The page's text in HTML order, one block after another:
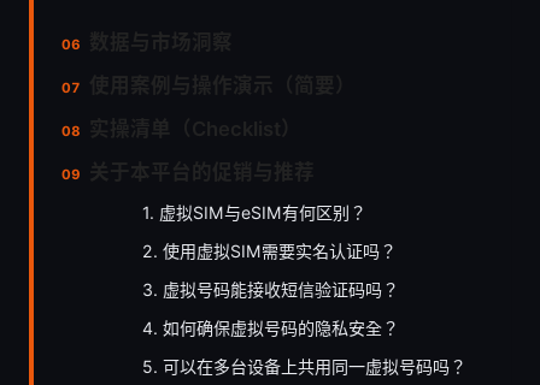
1. 虚拟SIM与eSIM有何区别？
2. 使用虚拟SIM需要实名认证吗？
3. 虚拟号码能接收短信验证码吗？
4. 如何确保虚拟号码的隐私安全？
5. 可以在多台设备上共用同一虚拟号码吗？